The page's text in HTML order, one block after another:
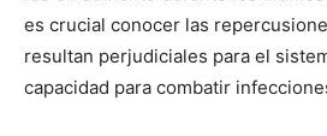
es crucial conocer las
resultan perjudiciales para el
capacidad para combatir